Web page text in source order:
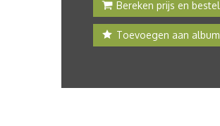
Bereken prijs en bestel
Toevoegen aan album